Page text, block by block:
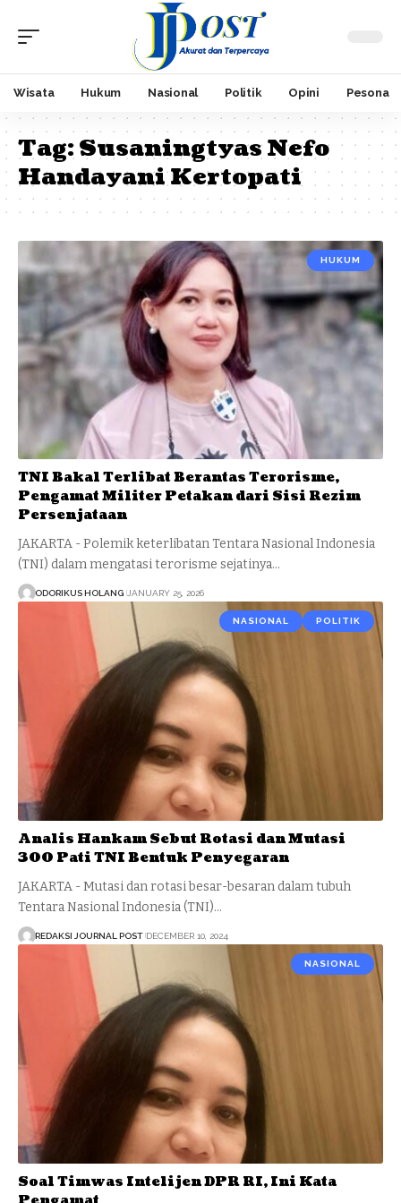
Wisata Hukum Nasional Politik Opini Pesona
Tag:Susaningtyas Nefo
Handayani Kertopati
HUKUM
TNI Bakal Terlibat Berantas Terorisme,
Pengamat Militer Petakan dari Sisi Rezim
Persenjataan
JAKARTA - Polemik keterlibatan Tentara Nasional Indonesia
(TNI) dalam mengatasi terorisme sejatinya…
ODORIKUS HOLANG JANUARY 25, 2026
NASIONAL POLITIK
Analis Hankam Sebut Rotasi dan Mutasi
300 Pati TNI Bentuk Penyegaran
JAKARTA - Mutasi dan rotasi besar-besaran dalam tubuh
Tentara Nasional Indonesia (TNI)…
REDAKSI JOURNAL POST DECEMBER 10, 2024
NASIONAL
Soal Timwas Intelijen DPR RI, Ini Kata